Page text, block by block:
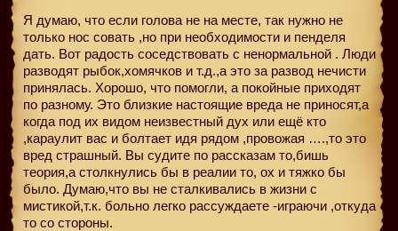
Я думаю, что если голова не на месте, так нужно не
только нос совать ,но при необходимости и пенделя
дать. Вот радость соседствовать с ненормальной . Люди
разводят рыбок,хомячков и т.д.,а это за развод нечисти
принялась. Хорошо, что помогли, а покойные приходят
по разному. Это близкие настоящие вреда не приносят,а
когда под их видом неизвестный дух или ещё кто
,караулит вас и болтает идя рядом ,провожая ….,то это
вред страшный. Вы судите по рассказам то,бишь
теория,а столкнулись бы в реалии то, ох и тяжко бы
было. Думаю,что вы не сталкивались в жизни с
мистикой,т.к. больно легко рассуждаете -играючи ,откуда
то со стороны.